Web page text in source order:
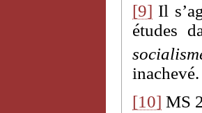
[9] Il
études
inachevé.
[10] MS